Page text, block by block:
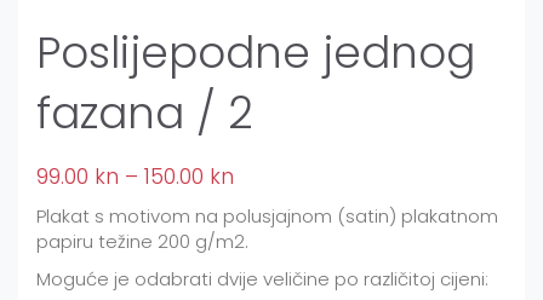
Poslijepodne jednog
fazana / 2
99.00 kn – 150.00 kn
Plakat s motivom na polusjajnom (satin) plakatnom
papiru težine 200 g/m2.
Moguće je odabrati dvije veličine po različitoj cijeni: